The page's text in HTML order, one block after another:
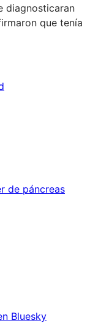
diagnosticaran
que tenía
de páncreas
Bluesky